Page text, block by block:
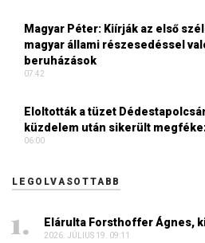
Magyar Péter: Kiírják az első
magyar állami részesedéssel
beruházások
07:42
Eloltották a tüzet
küzdelem után sikerült
06:00
LEGOLVASOTTABB
Elárulta Forsthoffer Ágnes,
2026. JÚLIUS 19. 09:11